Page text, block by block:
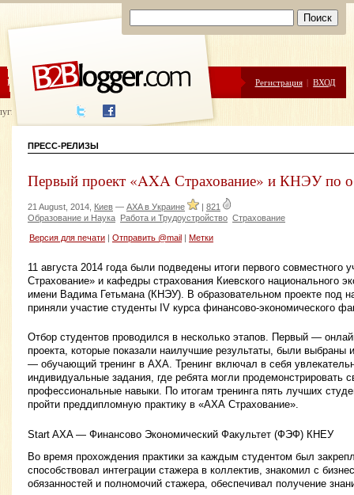
ЦЕНЫ ПОМОЩЬ Регистрация | ВХОД
написания
ПРЕСС-РЕЛИЗЫ
Первый проект «AXA Страхование» и КНЭУ по
21 August, 2014, Киев — AXA в Украине | 821
Образование и Наука Работа и Трудоустройство Страхование
Версия для печати Отправить @mail Метки
11 августа 2014 года были подведены итоги первого совместного
Страхование» и кафедры страхования Киевского национального
имени Вадима Гетьмана (КНЭУ). В образовательном проекте под
приняли участие студенты IV курса финансово-экономического
Отбор студентов проводился в несколько этапов. Первый —
проекта, которые показали наилучшие результаты, были выбраны
— обучающий тренинг в АХА. Тренинг включал в себя
индивидуальные задания, где ребята могли продемонстрировать
профессиональные навыки. По итогам тренинга пять лучших
пройти преддипломную практику в «АХА Страхование».
Start AXA — Финансово Экономический Факультет (ФЭФ) КНЕУ
Во время прохождения практики за каждым студентом был
способствовал интеграции стажера в коллектив, знакомил с
обязанностей и полномочий стажера, обеспечивал получение